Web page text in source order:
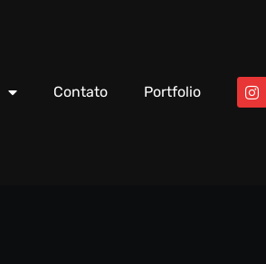
Contato Portfolio